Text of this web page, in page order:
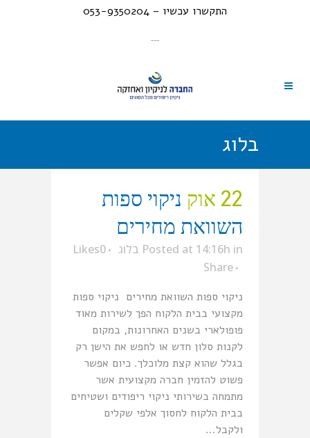
התקשרו עכשיו – 053-9350204
---
בלוג
22 אוק
ניקוי ספות
השוואת מחירים
Posted at 14:16h in בלוג 0
Likes
Share
ניקוי ספות השוואת מחירים ניקוי ספות
מקצועי בבית הלקוח הפך לשירות מאוד
פופולארי בשנים האחרונות, במקום
לקנות סלון חדש או לחפש את הישן רק
בגלל שהוא קצת מלוכלך. כיום אפשר
פשוט להזמין חברה מקצועית אשר
מתמחה בשירותי ניקוי ריפודים ושטיחים
בבית הלקוח לחסוך אלפי שקלים
ולקבל...